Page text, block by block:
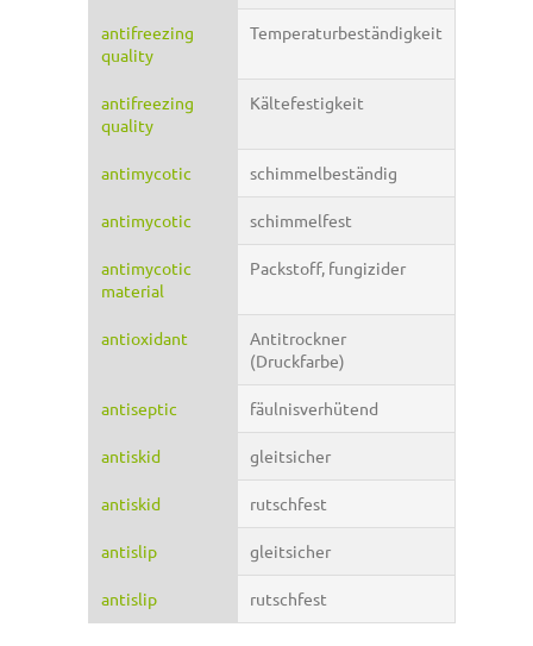
antifreezing
quality
Temperaturbeständigkeit
antifreezing
quality
Kältefestigkeit
antimycotic schimmelbeständig
antimycotic schimmelfest
antimycotic
material
Packstoff, fungizider
antioxidant
Antitrockner
(Druckfarbe)
antiseptic fäulnisverhütend
antiskid gleitsicher
antiskid rutschfest
antislip gleitsicher
antislip rutschfest